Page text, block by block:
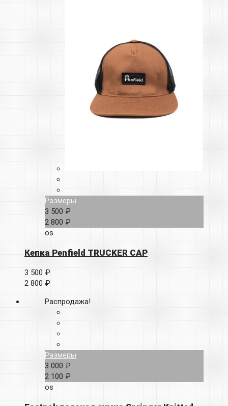
Размеры
3 500 ₽
2 800 ₽
os
Кепка Penfield TRUCKER CAP
3 500 ₽
2 800 ₽
Распродажа!
Размеры
3 000 ₽
2 100 ₽
os